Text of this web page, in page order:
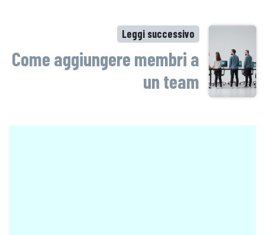
Leggi successivo
Come aggiungere membri a
un team